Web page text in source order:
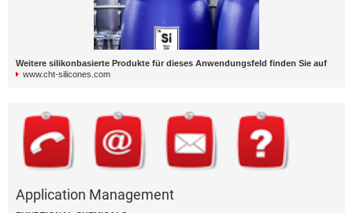
Weitere silikonbasierte Produkte für dieses Anwendungsfeld finden Sie auf
www.cht-silicones.com
Application Management